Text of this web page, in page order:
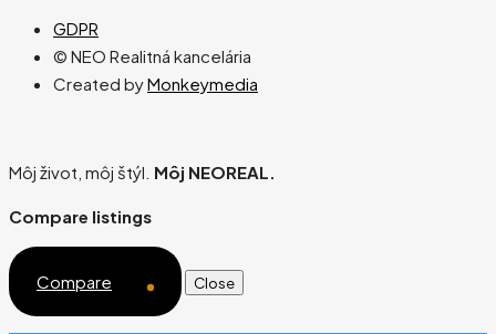
GDPR
© NEO Realitná kancelária
Created byMonkeymedia
Môj život, môj štýl. Môj NEOREAL.
Compare listings
Compare Close